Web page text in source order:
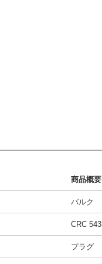
商品概要
バルク
CRC
プラグ